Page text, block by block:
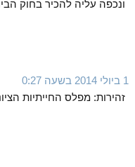
ונכפה עליה להכיר בחוק
1 ביולי 2014 בשעה 0:27
זהירות: מפלס החייתיות